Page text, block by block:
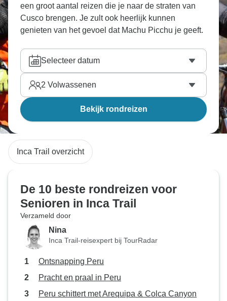
een groot aantal reizen die je naar de straten van
Cusco brengen. Je zult ook heerlijk kunnen
genieten van het gevoel dat Machu Picchu je geeft.
Selecteer datum
2 Volwassenen
Bekijk rondreizen
Inca Trail overzicht
De 10 beste rondreizen voor
Senioren in Inca Trail
Verzameld door
Nina
Inca Trail-reisexpert bij TourRadar
Ontsnapping Peru
Pracht en praal in Peru
Peru schittert met Arequipa & Colca Canyon